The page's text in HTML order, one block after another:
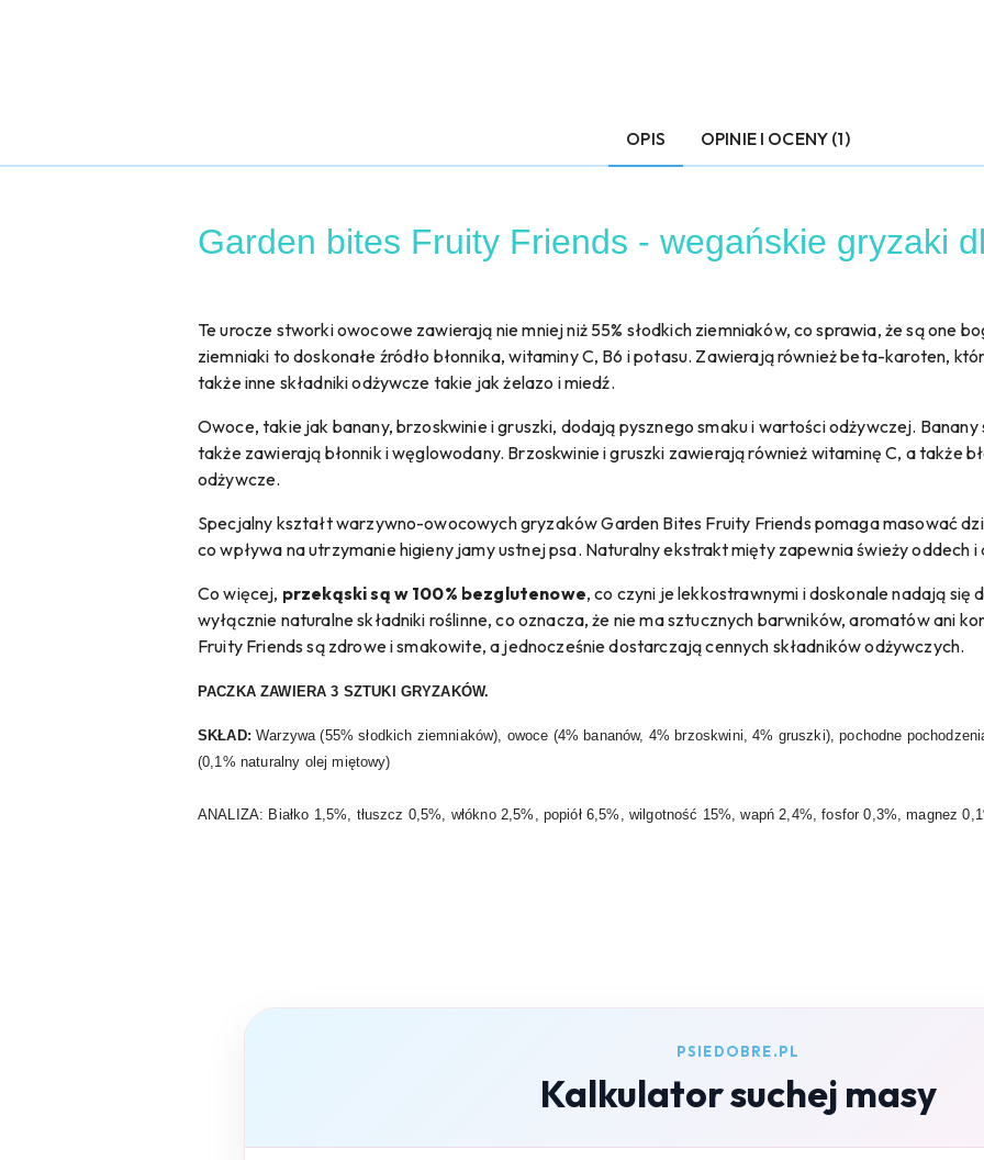
OPIS OPINIE I OCENY (1)
Garden bites Fruity Friends - wegańskie gryzaki
Te urocze stworki owocowe zawierają nie mniej niż 55% słodkich ziemniaków, co sprawia, że są one
ziemniaki to doskonałe źródło błonnika, witaminy C, B6 i potasu. Zawierają również beta-karoten,
także inne składniki odżywcze takie jak żelazo i miedź.
Owoce, takie jak banany, brzoskwinie i gruszki, dodają pysznego smaku i wartości odżywczej.
także zawierają błonnik i węglowodany. Brzoskwinie i gruszki zawierają również witaminę C, a także
odżywcze.
Specjalny kształt warzywno-owocowych gryzaków Garden Bites Fruity Friends pomaga masować
co wpływa na utrzymanie higieny jamy ustnej psa. Naturalny ekstrakt mięty zapewnia świeży oddech
Co więcej, przekąski są w 100% bezglutenowe, co czyni je lekkostrawnymi i doskonale nadają się
wyłącznie naturalne składniki roślinne, co oznacza, że nie ma sztucznych barwników, aromatów ani
Fruity Friends są zdrowe i smakowite, a jednocześnie dostarczają cennych składników odżywczych.
PACZKA ZAWIERA 3 SZTUKI GRYZAKÓW.
SKŁAD: Warzywa (55% słodkich ziemniaków), owoce (4% bananów, 4% brzoskwini, 4% gruszki), pochodne
(0,1% naturalny olej miętowy)
ANALIZA: Białko 1,5%, tłuszcz 0,5%, włókno 2,5%, popiół 6,5%, wilgotność 15%, wapń 2,4%, fosfor 0,3%, magnez
PSIEDOBRE.PL
Kalkulator suchej masy